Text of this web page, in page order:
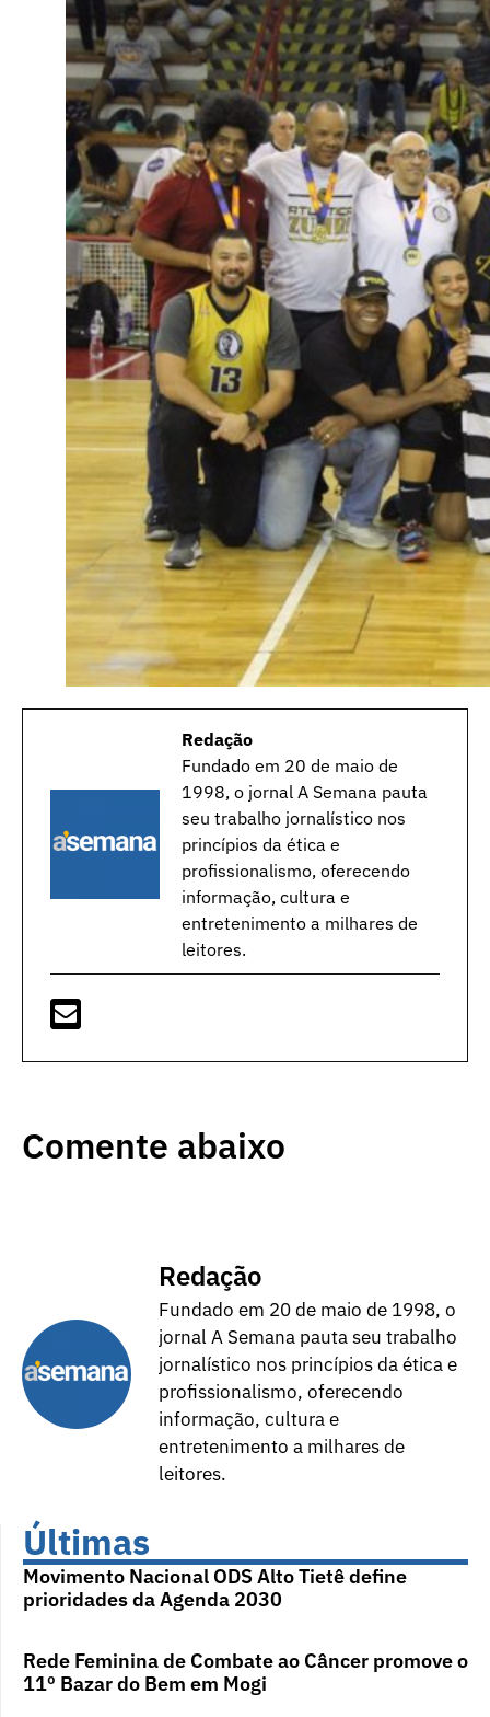
Redação
Fundado em 20 de maio de
1998, o jornal A Semana pauta
seu trabalho jornalístico nos
princípios da ética e
profissionalismo, oferecendo
informação, cultura e
entretenimento a milhares de
leitores.
Comente abaixo
Redação
Fundado em 20 de maio de 1998, o
jornal A Semana pauta seu trabalho
jornalístico nos princípios da ética e
profissionalismo, oferecendo
informação, cultura e
entretenimento a milhares de
leitores.
Últimas
Movimento Nacional ODS Alto Tietê define
prioridades da Agenda 2030
Rede Feminina de Combate ao Câncer promove o
11º Bazar do Bem em Mogi